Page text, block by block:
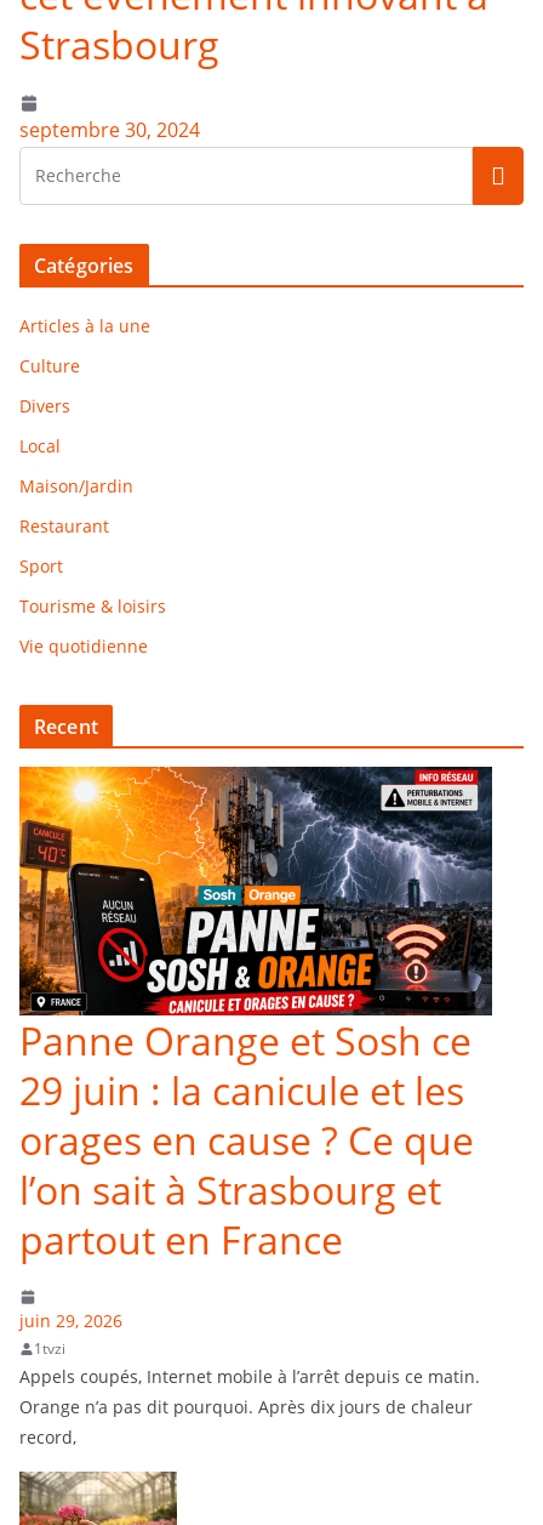
Strasbourg
septembre 30, 2024
Catégories
Articles à la une
Culture
Divers
Local
Maison/Jardin
Restaurant
Sport
Tourisme & loisirs
Vie quotidienne
Recent
Panne Orange et Sosh ce
29 juin : la canicule et les
orages en cause ? Ce que
l’on sait à Strasbourg et
partout en France
juin 29, 2026
1tvzi
Appels coupés, Internet mobile à l’arrêt depuis ce matin.
Orange n’a pas dit pourquoi. Après dix jours de chaleur
record,